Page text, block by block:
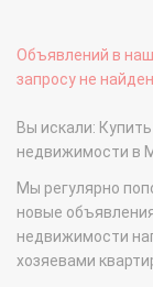
Объявлений в
запросу не
Вы искали:
недвижимости в
Мы регулярно
новые
недвижимости
хозяевами